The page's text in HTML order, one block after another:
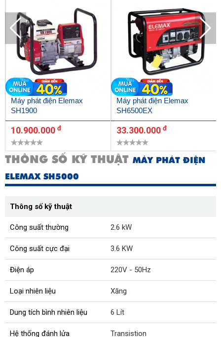
Máy phát điện Elemax
SH1900
10.900.000 đ
Máy phát điện Elemax
SH6500EX
33.300.000 đ
THÔNG SỐ KỸ THUẬT MÁY PHÁT ĐIỆN
ELEMAX SH5000
Thông số kỹ thuật
Công suất thường 2.6 kW
Công suất cực đại 3.6 KW
Điện áp 220V - 50Hz
Loại nhiên liệu Xăng
Dung tích bình nhiên liệu 6 Lít
Hệ thống đánh lửa Transistion